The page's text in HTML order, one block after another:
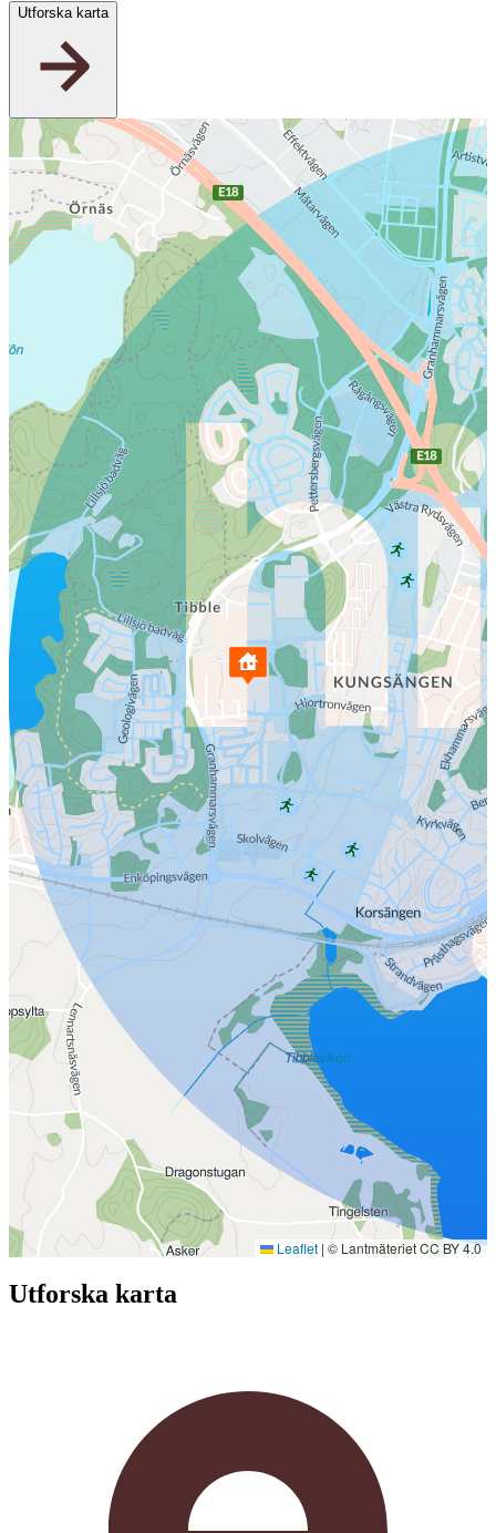
Utforska karta
Leaflet | © Lantmäteriet CC BY 4.0
Utforska karta